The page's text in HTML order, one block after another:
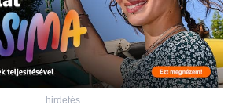
hirdetés